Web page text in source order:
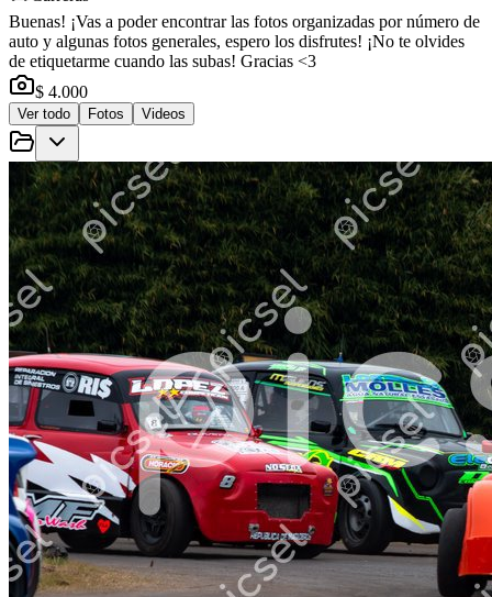
Buenas! ¡Vas a poder encontrar las fotos organizadas por número de
auto y algunas fotos generales, espero los disfrutes! ¡No te olvides
de etiquetarme cuando las subas! Gracias <3
$ 4.000
Ver todo Fotos Videos